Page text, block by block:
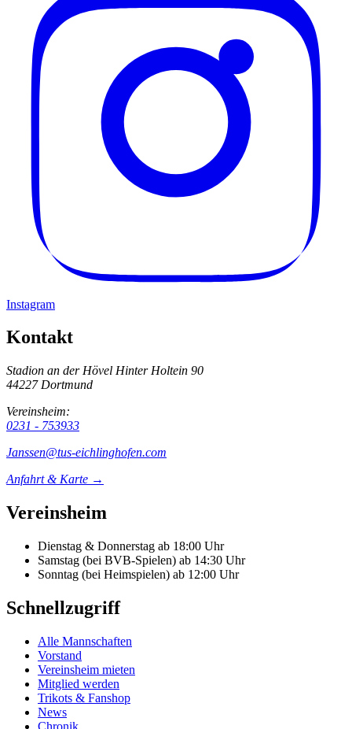
Instagram
Kontakt
Stadion an der Hövel Hinter Holtein 90
44227 Dortmund
Vereinsheim:
0231 - 753933
Janssen@tus-eichlinghofen.com
Anfahrt & Karte →
Vereinsheim
Dienstag & Donnerstag ab 18:00 Uhr
Samstag (bei BVB-Spielen) ab 14:30 Uhr
Sonntag (bei Heimspielen) ab 12:00 Uhr
Schnellzugriff
Alle Mannschaften
Vorstand
Vereinsheim mieten
Mitglied werden
Trikots & Fanshop
News
Chronik